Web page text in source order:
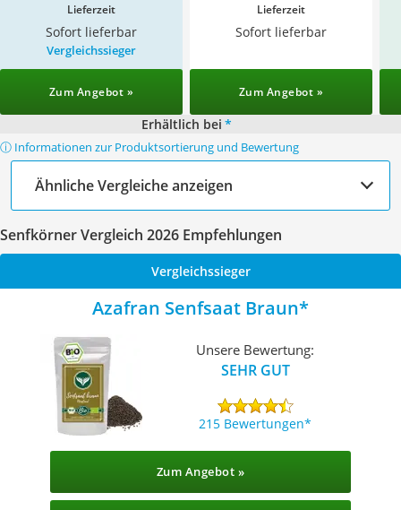
Lieferzeit
Sofort lieferbar
Lieferzeit
Sofort lieferbar
Vergleichssieger
Zum Angebot » Zum Angebot »
Erhältlich bei *
ⓘ Informationen zur Produktsortierung und Bewertung
Ähnliche Vergleiche anzeigen
Senfkörner Vergleich 2026 Empfehlungen
Vergleichssieger
Azafran Senfsaat Braun
Unsere Bewertung:
SEHR GUT
215 Bewertungen
Zum Angebot »